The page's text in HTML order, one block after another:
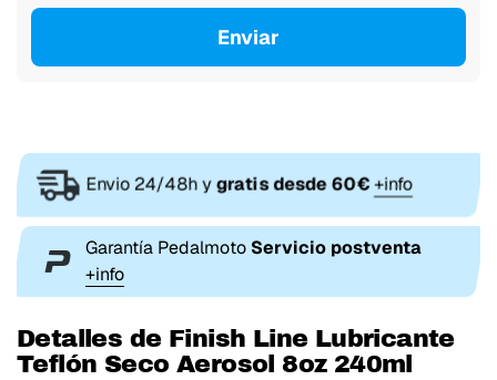
Enviar
Envio 24/48h ygratis desde 60€+info
Garantía Pedalmoto Servicio postventa
+info
Detalles de Finish Line Lubricante
Teflón Seco Aerosol 8oz 240ml